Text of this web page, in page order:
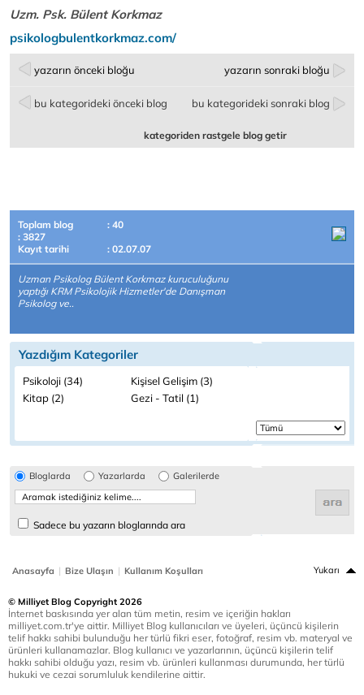
Uzm. Psk. Bülent Korkmaz
psikologbulentkorkmaz.com/
yazarın önceki bloğu yazarın sonraki bloğu
bu kategorideki önceki blog bu kategorideki sonraki blog
kategoriden rastgele blog getir
Toplam blog
: 40
: 3827
Kayıt tarihi
: 02.07.07
Uzman Psikolog Bülent Korkmaz kuruculuğunu
yaptığı KRM Psikolojik Hizmetler'de Danışman
Psikolog ve..
Yazdığım Kategoriler
Psikoloji (34)
Kişisel Gelişim (3)
Kitap (2)
Gezi - Tatil (1)
Bloglarda Yazarlarda Galerilerde
Sadece bu yazarın bloglarında ara
Anasayfa | Bize Ulaşın | Kullanım Koşulları Yukarı
© Milliyet Blog Copyright 2026
İnternet baskısında yer alan tüm metin, resim ve içeriğin hakları
milliyet.com.tr'ye aittir. Milliyet Blog kullanıcıları ve üyeleri, üçüncü kişilerin
telif hakkı sahibi bulunduğu her türlü fikri eser, fotoğraf, resim vb. materyal ve
ürünleri kullanamazlar. Blog kullanıcı ve yazarlarının, üçüncü kişilerin telif
hakkı sahibi olduğu yazı, resim vb. ürünleri kullanması durumunda, her türlü
hukuki ve cezai sorumluluk kendilerine aittir.